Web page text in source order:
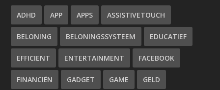
ADHD APP APPS ASSISTIVETOUCH
BELONING BELONINGSSYSTEEM EDUCATIEF
EFFICIENT ENTERTAINMENT FACEBOOK
FINANCIËN GADGET GAME GELD